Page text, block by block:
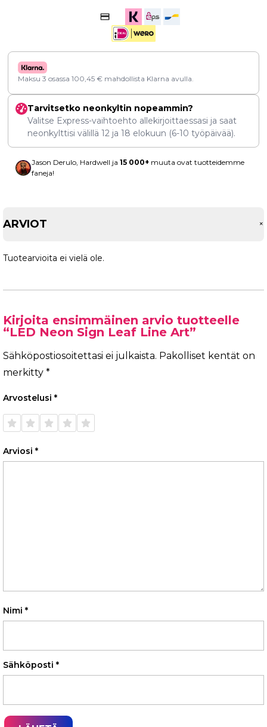
Maksu 3 osassa 100,45 € mahdollista Klarna avulla.
Tarvitsetko neonkyltin nopeammin?
Valitse Express-vaihtoehto allekirjoittaessasi ja saat
neonkylttisi välillä 12 ja 18 elokuun (6-10 työpäivää).
Jason Derulo, Hardwell ja 15 000+ muuta ovat tuotteidemme
faneja!
ARVIOT +
Tuotearvioita ei vielä ole.
Kirjoita ensimmäinen arvio tuotteelle
“LED Neon Sign Leaf Line Art”
Sähköpostiosoitettasi ei julkaista. Pakolliset kentät on
merkitty *
Arvostelusi *
1/5
tähteä
2/5
tähteä
3/5
tähteä
4/5
tähteä
5/5
tähteä
Arviosi *
Nimi *
Sähköposti *